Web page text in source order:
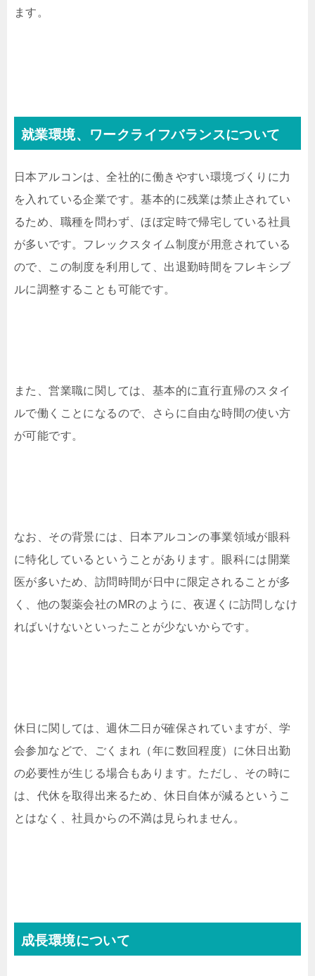
ます。
就業環境、ワークライフバランスについて
日本アルコンは、全社的に働きやすい環境づくりに力
を入れている企業です。基本的に残業は禁止されてい
るため、職種を問わず、ほぼ定時で帰宅している社員
が多いです。フレックスタイム制度が用意されている
ので、この制度を利用して、出退勤時間をフレキシブ
ルに調整することも可能です。
また、営業職に関しては、基本的に直行直帰のスタイ
ルで働くことになるので、さらに自由な時間の使い方
が可能です。
なお、その背景には、日本アルコンの事業領域が眼科
に特化しているということがあります。眼科には開業
医が多いため、訪問時間が日中に限定されることが多
く、他の製薬会社のMRのように、夜遅くに訪問しなけ
ればいけないといったことが少ないからです。
休日に関しては、週休二日が確保されていますが、学
会参加などで、ごくまれ（年に数回程度）に休日出勤
の必要性が生じる場合もあります。ただし、その時に
は、代休を取得出来るため、休日自体が減るというこ
とはなく、社員からの不満は見られません。
成長環境について